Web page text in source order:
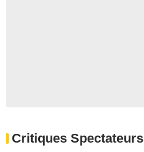
Critiques Spectateurs